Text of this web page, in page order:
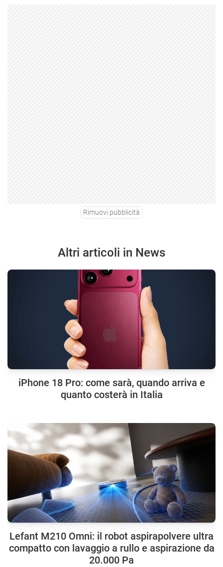
Rimuovi pubblicità
Altri articoli in News
iPhone 18 Pro: come sarà, quando arriva e
quanto costerà in Italia
Lefant M210 Omni: il robot aspirapolvere ultra
compatto con lavaggio a rullo e aspirazione da
20.000 Pa